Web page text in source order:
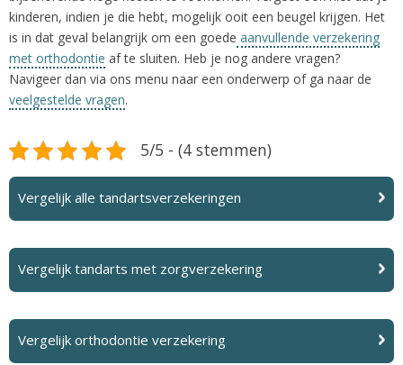
kinderen, indien je die hebt, mogelijk ooit een beugel krijgen. Het
is in dat geval belangrijk om een goede aanvullende verzekering
met orthodontie af te sluiten. Heb je nog andere vragen?
Navigeer dan via ons menu naar een onderwerp of ga naar de
veelgestelde vragen.
5/5 - (4 stemmen)
Vergelijk alle tandartsverzekeringen
Vergelijk tandarts met zorgverzekering
Vergelijk orthodontie verzekering